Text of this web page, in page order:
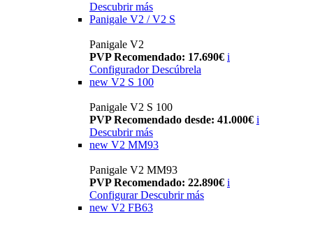
Descubrir más
Panigale V2 / V2 S
Panigale V2
PVP Recomendado: 17.690€ i
Configurador Descúbrela
new V2 S 100
Panigale V2 S 100
PVP Recomendado desde: 41.000€ i
Descubrir más
new V2 MM93
Panigale V2 MM93
PVP Recomendado: 22.890€ i
Configurar Descubrir más
new V2 FB63